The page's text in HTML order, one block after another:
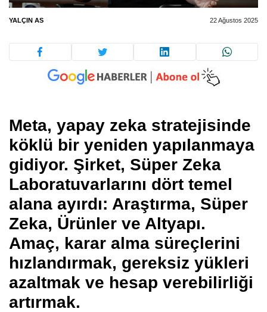
YALÇIN AS 22 Ağustos 2025
Meta, yapay zeka stratejisinde
köklü bir yeniden yapılanmaya
gidiyor. Şirket, Süper Zeka
Laboratuvarlarını dört temel
alana ayırdı: Araştırma, Süper
Zeka, Ürünler ve Altyapı.
Amaç, karar alma süreçlerini
hızlandırmak, gereksiz yükleri
azaltmak ve hesap verebilirliği
artırmak.